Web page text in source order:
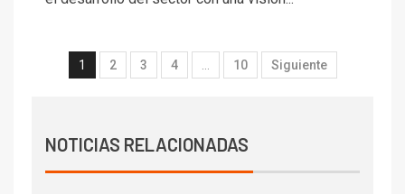
1 2 3 4 10 Siguiente
NOTICIAS RELACIONADAS
transportar cátodos al Puerto
de San Antonio
Producción minera en mayo de
2026 cae 10,6%